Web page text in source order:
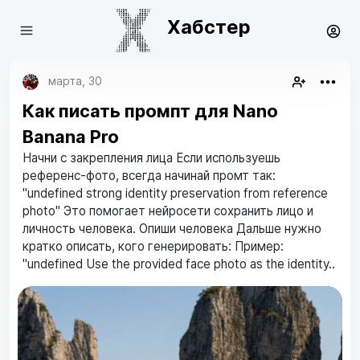
Хабстер
марта, 30
Как писать промпт для Nano
Banana Pro
Начни с закрепления лица Если используешь
референс-фото, всегда начинай промт так:
"undefined strong identity preservation from reference
photo" Это помогает нейросети сохранить лицо и
личность человека. Опиши человека Дальше нужно
кратко описать, кого генерировать: Пример:
"undefined Use the provided face photo as the identity..